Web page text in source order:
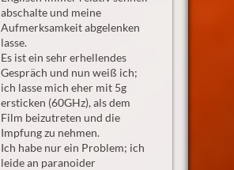
abschalte und meine
Aufmerksamkeit abgelenken
lasse.
Es ist ein sehr erhellendes
Gespräch und nun weiß ich;
ich lasse mich eher mit 5g
ersticken (60GHz), als dem
Film beizutreten und die
Impfung zu nehmen.
Ich habe nur ein Problem; ich
leide an paranoider